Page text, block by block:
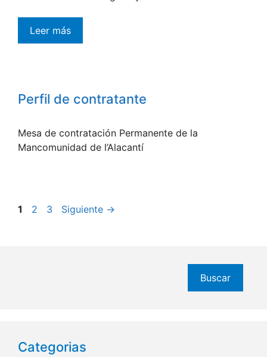
Leer más
Perfil de contratante
Mesa de contratación Permanente de la
Mancomunidad de l’Alacantí
Página
1 Página
2 Página
3 Siguiente →
Buscar
Categorias